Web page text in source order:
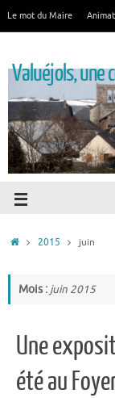
Le mot du Maire
Valuéjols, une
2015 juin
Mois : juin 2015
Une
été au